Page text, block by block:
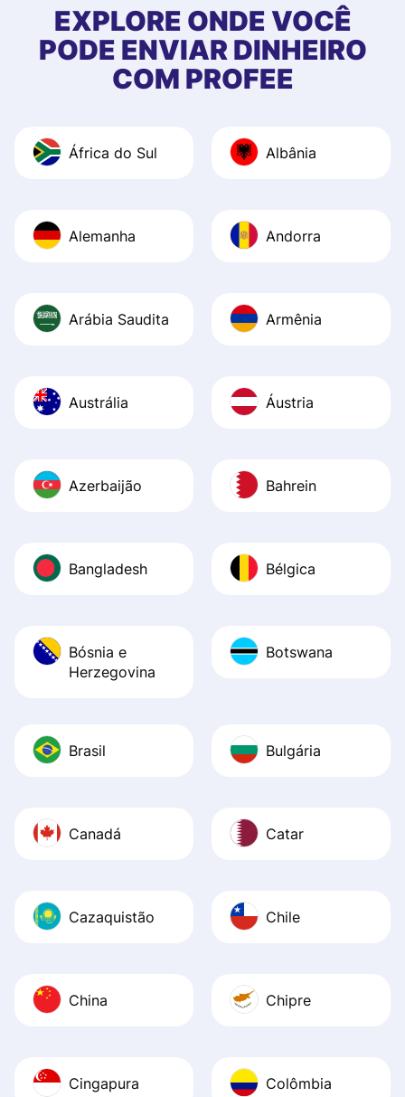
first started
app, and they
quick to provide
and helpful
Recommend it!
EXPLORE ONDE VOCÊ
PODE ENVIAR DINHEIRO
COM PROFEE
África do Sul Albânia
Alemanha Andorra
Arábia Saudita Armênia
Austrália Áustria
Azerbaijão Bahrein
Bangladesh Bélgica
Bósnia e
Herzegovina
Botswana
Brasil Bulgária
Canadá Catar
Cazaquistão Chile
China Chipre
Cingapura Colômbia